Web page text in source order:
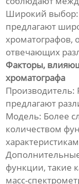
Широкий выбор:
предлагают
хроматографов,
отвечающих
Факторы,
хроматографа
Производитель:
предлагают
Модель: Более
количеством
функции, такие
масс-